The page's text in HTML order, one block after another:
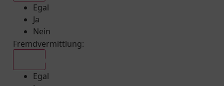
Egal
Ja
Nein
Fremdvermittlung:
Egal